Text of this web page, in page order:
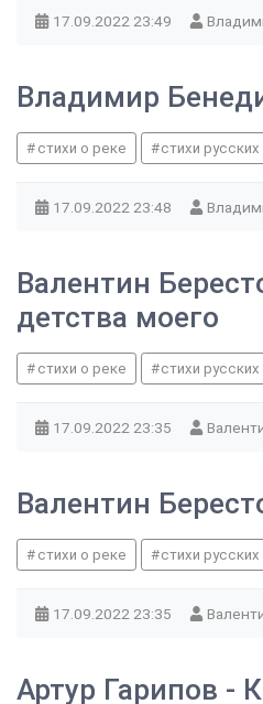
17.09.2022 23:49
Владимир
стихи о реке стихи
17.09.2022 23:48
Валентин
детства моего
стихи о реке стихи
17.09.2022 23:35
Валентин
стихи о реке стихи
17.09.2022 23:35
Артур Гарипов -